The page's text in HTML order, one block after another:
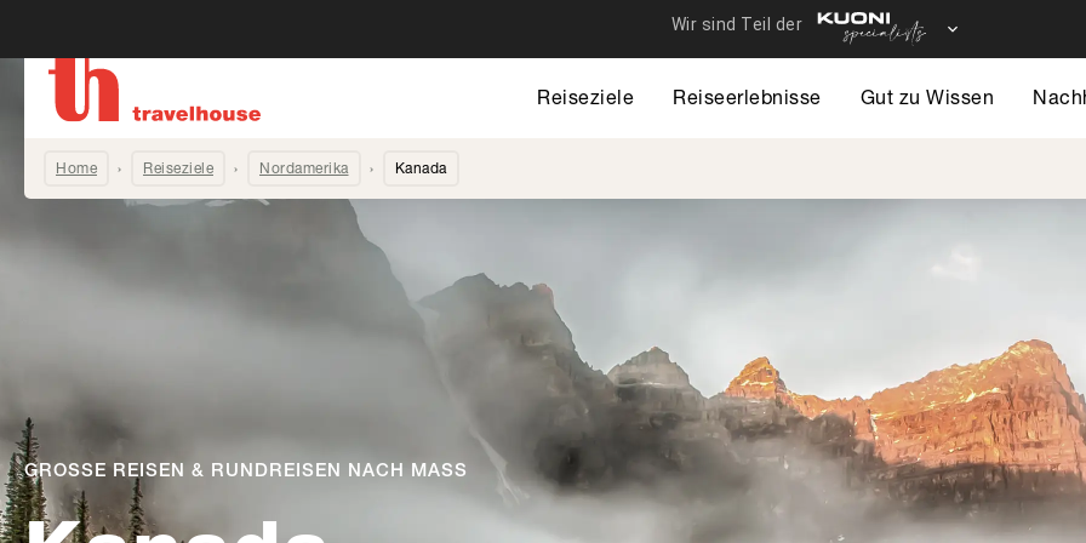
Reiseziele Reiseerlebnisse Gut zu Wissen
Home Reiseziele Nordamerika Kanada
GROSSE REISEN & RUNDREISEN NACH MASS
-